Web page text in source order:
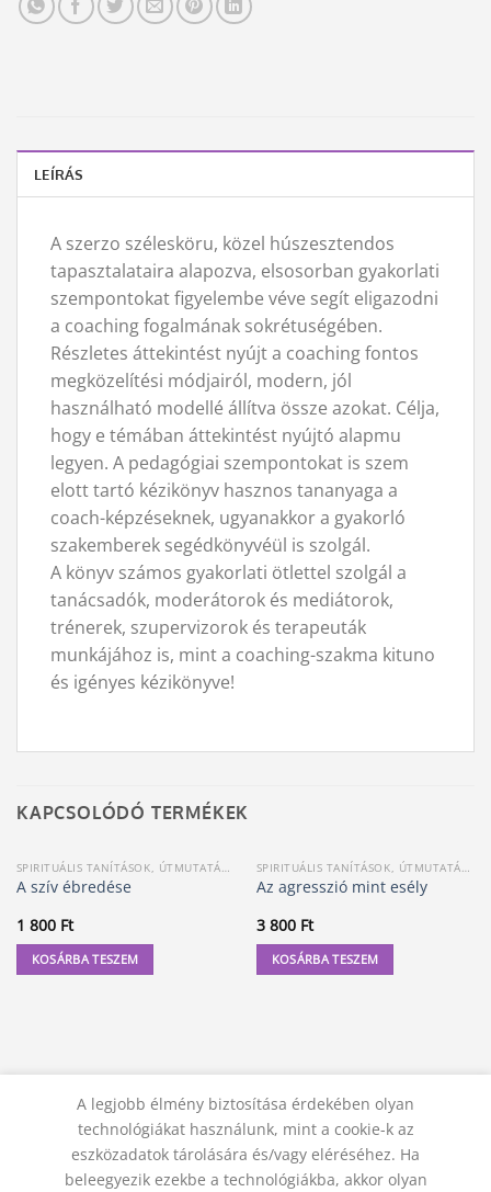
LEÍRÁS
A szerzo szélesköru, közel húszesztendos
tapasztalataira alapozva, elsosorban gyakorlati
szempontokat figyelembe véve segít eligazodni
a coaching fogalmának sokrétuségében.
Részletes áttekintést nyújt a coaching fontos
megközelítési módjairól, modern, jól
használható modellé állítva össze azokat. Célja,
hogy e témában áttekintést nyújtó alapmu
legyen. A pedagógiai szempontokat is szem
elott tartó kézikönyv hasznos tananyaga a
coach-képzéseknek, ugyanakkor a gyakorló
szakemberek segédkönyvéül is szolgál.
A könyv számos gyakorlati ötlettel szolgál a
tanácsadók, moderátorok és mediátorok,
trénerek, szupervizorok és terapeuták
munkájához is, mint a coaching-szakma kituno
és igényes kézikönyve!
KAPCSOLÓDÓ TERMÉKEK
SPIRITUÁLIS TANÍTÁSOK, ÚTMUTATÁSOK
A szív ébredése
1 800 Ft
KOSÁRBA TESZEM
SPIRITUÁLIS TANÍTÁSOK, ÚTMUTATÁSOK
Az agresszió mint esély
3 800 Ft
KOSÁRBA TESZEM
A legjobb élmény biztosítása érdekében olyan
technológiákat használunk, mint a cookie-k az
eszközadatok tárolására és/vagy eléréséhez. Ha
beleegyezik ezekbe a technológiákba, akkor olyan